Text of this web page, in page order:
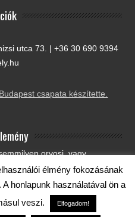
utca 73. | +36 30 690 9394
csapata készítette.
orvosi, vagy
Azt javaslom, hogy
fel orvosát. A weboldalon
jogi, vagy egészségügyi
a tájékoztatást szolgálják.
élmény fokozásának
honlapunk használatával ön a
veszi.
Elfogadom!